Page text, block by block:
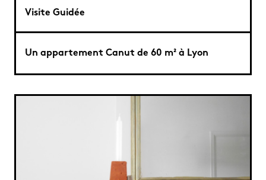
Visite Guidée
Un appartement Canut de 60 m² à Lyon